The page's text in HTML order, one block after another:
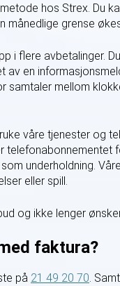
hos Strex. Du
månedlige grense
i flere avbetalinger.
av en
samtaler mellom
våre tjenester og
telefonabonnementet
underholdning.
eller spill.
og ikke lenger
faktura?
på 21 49 20 70.